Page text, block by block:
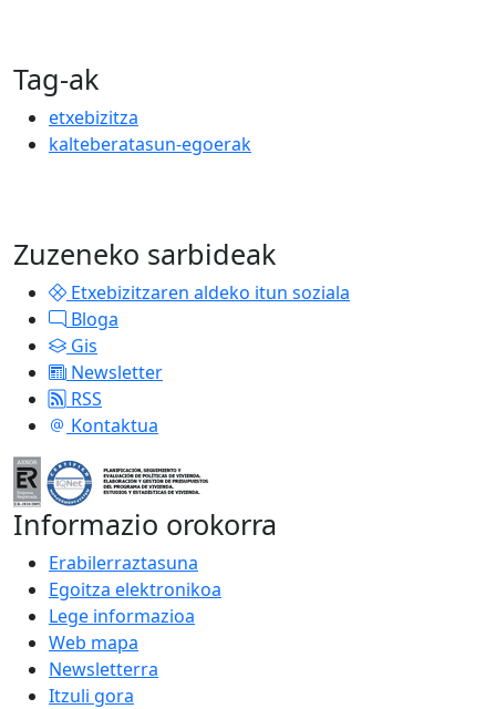
Tag-ak
etxebizitza
kalteberatasun-egoerak
Zuzeneko sarbideak
Etxebizitzaren aldeko itun soziala
Bloga
Gis
Newsletter
RSS
Kontaktua
Informazio orokorra
Erabilerraztasuna
Egoitza elektronikoa
Lege informazioa
Web mapa
Newsletterra
Itzuli gora